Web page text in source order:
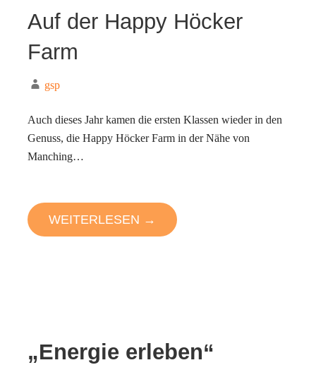
Auf der Happy Höcker
Farm
gsp
Auch dieses Jahr kamen die ersten Klassen wieder in den
Genuss, die Happy Höcker Farm in der Nähe von
Manching…
WEITERLESEN →
„Energie erleben“